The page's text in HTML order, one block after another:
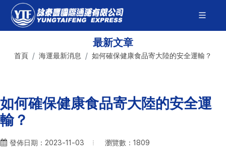
最新文章
首頁 海運最新消息 如何確保健康食品寄大陸的安全運輸？
如何確保健康食品寄大陸的安全運
輸？
發佈日期：2023-11-03 瀏覽數：1809